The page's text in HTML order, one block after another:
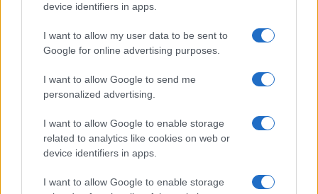
device identifiers in apps.
I want to allow my user data to be sent to
Google for online advertising purposes.
I want to allow Google to send me
personalized advertising.
I want to allow Google to enable storage
related to analytics like cookies on web or
device identifiers in apps.
I want to allow Google to enable storage
Streaming vs vinile: differenze tra mastering,
dinamica e ritualità
Letizia Fontana · 5 Ago 2026